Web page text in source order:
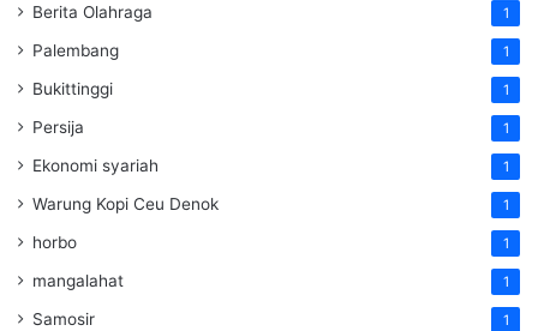
Berita Olahraga 1
Palembang 1
Bukittinggi 1
Persija 1
Ekonomi syariah 1
Warung Kopi Ceu Denok 1
horbo 1
mangalahat 1
Samosir 1